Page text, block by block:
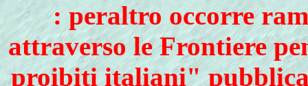
: peraltro occorre
attraverso le Frontiere
proibiti italiani"